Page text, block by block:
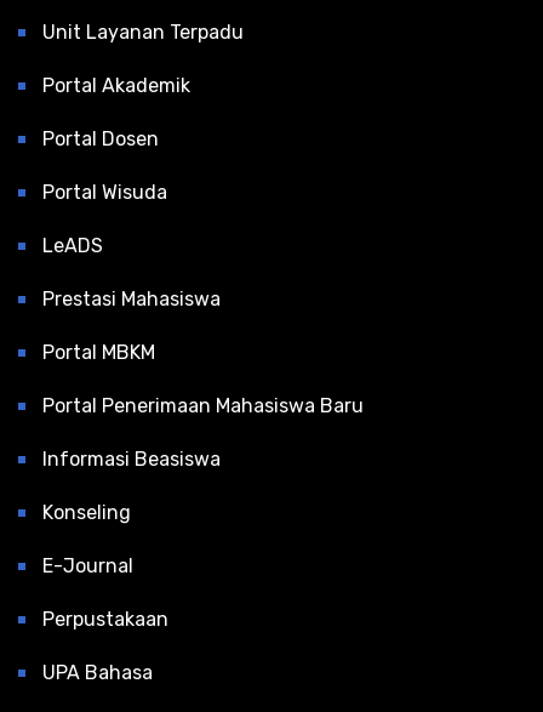
Unit Layanan Terpadu
Portal Akademik
Portal Dosen
Portal Wisuda
LeADS
Prestasi Mahasiswa
Portal MBKM
Portal Penerimaan Mahasiswa Baru
Informasi Beasiswa
Konseling
E-Journal
Perpustakaan
UPA Bahasa